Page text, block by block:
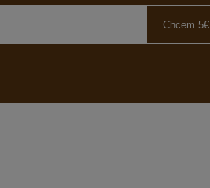
Chcem 5€